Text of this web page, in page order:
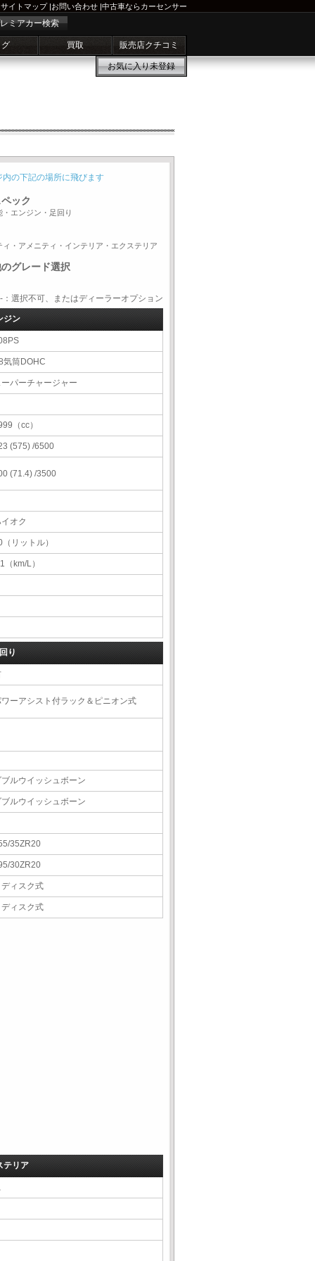
サイトマップ|お問い合わせ |中古車ならカーセンサー
ミアカー検索
買取 販売店クチコミ
お気に入り未登録
内の下記の場所に飛びます
ック
・エンジン・足回り
ィ・アメニティ・インテリア・エクステリア
グレード選択
択不可、またはディーラーオプション
ジン
気筒DOHC
パーチャージャー
（cc）
(575) /6500
(71.4) /3500
オク
（リットル）
（km/L）
り
ーアシスト付ラック＆ピニオン式
ルウイッシュボーン
ルウイッシュボーン
35ZR20
30ZR20
ィスク式
ィスク式
テリア